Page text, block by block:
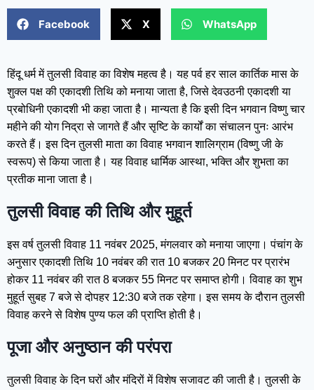
Facebook X WhatsApp
हिंदू धर्म में तुलसी विवाह का विशेष महत्व है। यह पर्व हर साल कार्तिक मास के
शुक्ल पक्ष की एकादशी तिथि को मनाया जाता है, जिसे देवउठनी एकादशी या
प्रबोधिनी एकादशी भी कहा जाता है। मान्यता है कि इसी दिन भगवान विष्णु चार
महीने की योग निद्रा से जागते हैं और सृष्टि के कार्यों का संचालन पुनः आरंभ
करते हैं। इस दिन तुलसी माता का विवाह भगवान शालिग्राम (विष्णु जी के
स्वरूप) से किया जाता है। यह विवाह धार्मिक आस्था, भक्ति और शुभता का
प्रतीक माना जाता है।
तुलसी विवाह की तिथि और मुहूर्त
इस वर्ष तुलसी विवाह 11 नवंबर 2025, मंगलवार को मनाया जाएगा। पंचांग के
अनुसार एकादशी तिथि 10 नवंबर की रात 10 बजकर 20 मिनट पर प्रारंभ
होकर 11 नवंबर की रात 8 बजकर 55 मिनट पर समाप्त होगी। विवाह का शुभ
मुहूर्त सुबह 7 बजे से दोपहर 12:30 बजे तक रहेगा। इस समय के दौरान तुलसी
विवाह करने से विशेष पुण्य फल की प्राप्ति होती है।
पूजा और अनुष्ठान की परंपरा
तुलसी विवाह के दिन घरों और मंदिरों में विशेष सजावट की जाती है। तुलसी के